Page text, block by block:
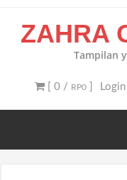
ZAHRA
Tampilan
[ 0 / RP0] Login